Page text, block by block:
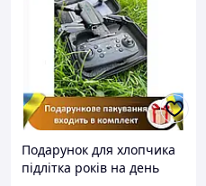
Подарунок для хлопчика
підлітка років на день